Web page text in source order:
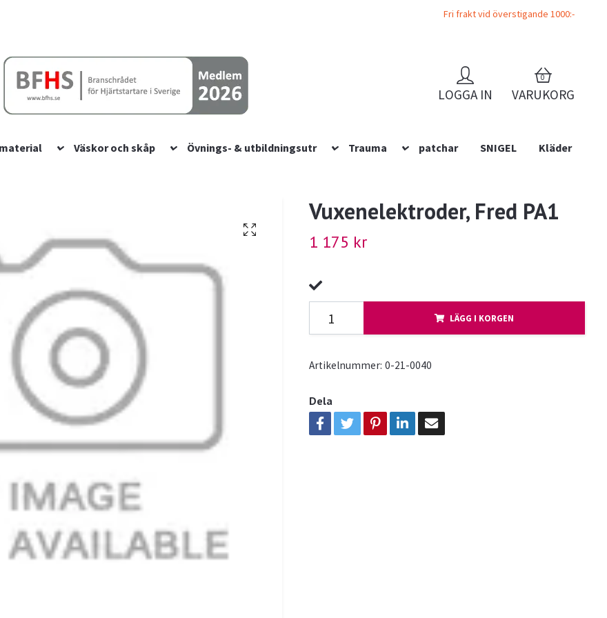
Fri frakt vid överstigande 1000:-
LOGGA IN
0
VARUKORG
Väskor och skåp Övnings- & utbildningsutr Trauma patchar SNIGEL
Kläder
Vuxenelektroder, Fred PA1
1 175 kr
LÄGG I KORGEN
Artikelnummer: 0-21-0040
Dela